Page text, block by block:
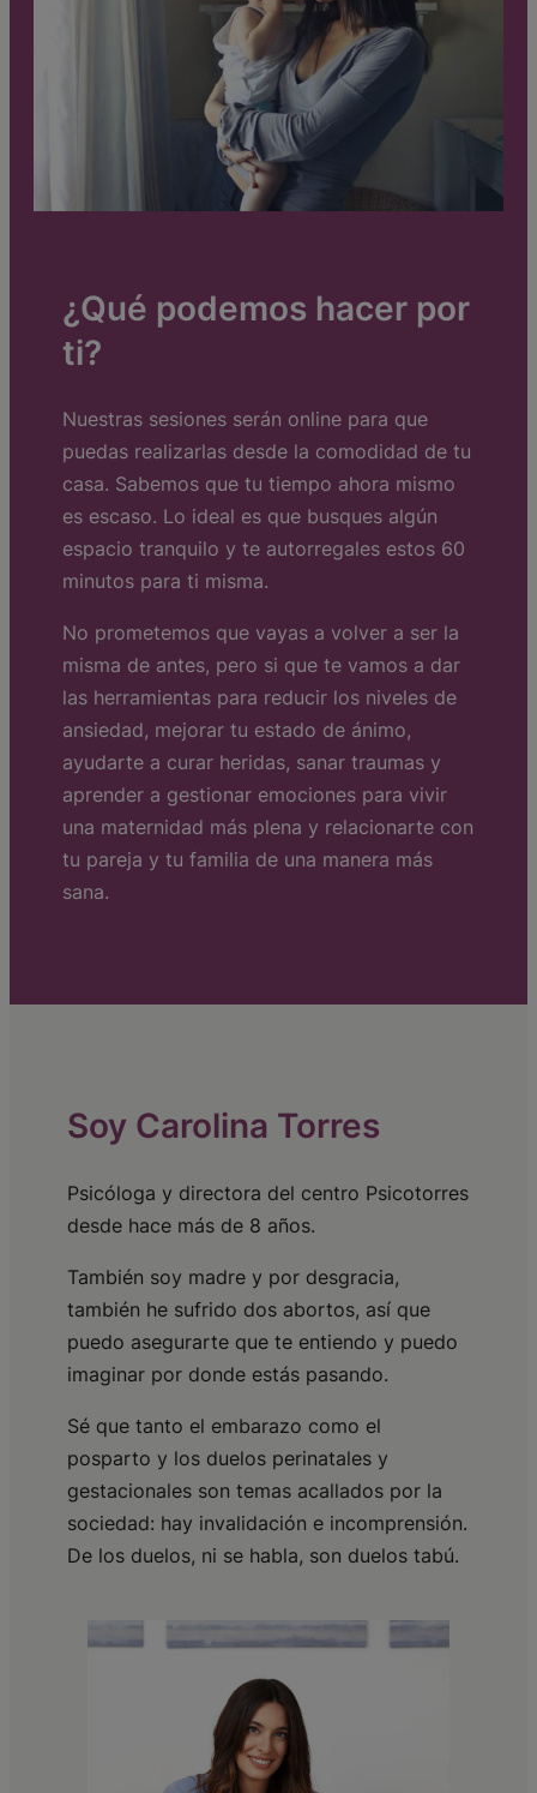
¿Qué podemos hacer por
ti?
Nuestras sesiones serán online para que
puedas realizarlas desde la comodidad de tu
casa. Sabemos que tu tiempo ahora mismo
es escaso. Lo ideal es que busques algún
espacio tranquilo y te autorregales estos 60
minutos para ti misma.
No prometemos que vayas a volver a ser la
misma de antes, pero si que te vamos a dar
las herramientas para reducir los niveles de
ansiedad, mejorar tu estado de ánimo,
ayudarte a curar heridas, sanar traumas y
aprender a gestionar emociones para vivir
una maternidad más plena y relacionarte con
tu pareja y tu familia de una manera más
sana.
Soy Carolina Torres
Psicóloga y directora del centro Psicotorres
desde hace más de 8 años.
También soy madre y por desgracia,
también he sufrido dos abortos, así que
puedo asegurarte que te entiendo y puedo
imaginar por donde estás pasando.
Sé que tanto el embarazo como el
posparto y los duelos perinatales y
gestacionales son temas acallados por la
sociedad: hay invalidación e incomprensión.
De los duelos, ni se habla, son duelos tabú.